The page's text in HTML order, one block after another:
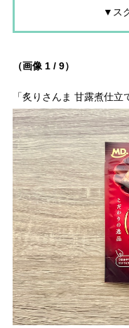
▼ス
（画像 1 / 9）
「炙りさんま 甘露煮仕立